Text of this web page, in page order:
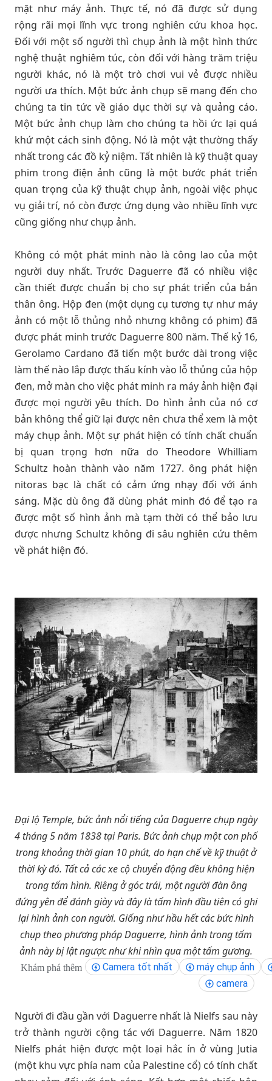
mặt như máy ảnh. Thực tế, nó đã được sử dụng
rộng rãi mọi lĩnh vực trong nghiên cứu khoa học.
Đối với một số người thì chụp ảnh là một hình thức
nghệ thuật nghiêm túc, còn đối với hàng trăm triệu
người khác, nó là một trò chơi vui vẻ được nhiều
người ưa thích. Một bức ảnh chụp sẽ mang đến cho
chúng ta tin tức về giáo dục thời sự và quảng cáo.
Một bức ảnh chụp làm cho chúng ta hồi ức lại quá
khứ một cách sinh động. Nó là một vật thường thấy
nhất trong các đồ kỷ niệm. Tất nhiên là kỹ thuật quay
phim trong điện ảnh cũng là một bước phát triển
quan trọng của kỹ thuật chụp ảnh, ngoài việc phục
vụ giải trí, nó còn được ứng dụng vào nhiều lĩnh vực
cũng giống như chụp ảnh.
Không có một phát minh nào là công lao của một
người duy nhất. Trước Daguerre đã có nhiều việc
cần thiết được chuẩn bị cho sự phát triển của bản
thân ông. Hộp đen (một dụng cụ tương tự như máy
ảnh có một lỗ thủng nhỏ nhưng không có phim) đã
được phát minh trước Daguerre 800 năm. Thế kỷ 16,
Gerolamo Cardano đã tiến một bước dài trong việc
làm thế nào lắp được thấu kính vào lỗ thủng của hộp
đen, mở màn cho việc phát minh ra máy ảnh hiện đại
được mọi người yêu thích. Do hình ảnh của nó cơ
bản không thể giữ lại được nên chưa thể xem là một
máy chụp ảnh. Một sự phát hiện có tính chất chuẩn
bị quan trọng hơn nữa do Theodore Whilliam
Schultz hoàn thành vào năm 1727. ông phát hiện
nitoras bạc là chất có cảm ứng nhạy đối với ánh
sáng. Mặc dù ông đã dùng phát minh đó để tạo ra
được một số hình ảnh mà tạm thời có thể bảo lưu
được nhưng Schultz không đi sâu nghiên cứu thêm
về phát hiện đó.
Đại lộ Temple, bức ảnh nổi tiếng của Daguerre chụp ngày
4 tháng 5 năm 1838 tại Paris. Bức ảnh chụp một con phố
trong khoảng thời gian 10 phút, do hạn chế về kỹ thuật ở
thời kỳ đó. Tất cả các xe cộ chuyển động đều không hiện
trong tấm hình. Riêng ở góc trái, một người đàn ông
đứng yên để đánh giày và đây là tấm hình đầu tiên có ghi
lại hình ảnh con người. Giống như hầu hết các bức hình
chụp theo phương pháp Daguerre, hình ảnh trong tấm
ảnh này bị lật ngược như khi nhìn qua một tấm gương.
Khám phá thêm Camera tốt nhất
máy chụp ảnh
camera
Người đi đầu gần với Daguerre nhất là Nielfs sau này
trở thành người cộng tác với Daguerre. Năm 1820
Nielfs phát hiện được một loại hắc ín ở vùng Jutia
(một khu vực phía nam của Palestine cổ) có tính chất